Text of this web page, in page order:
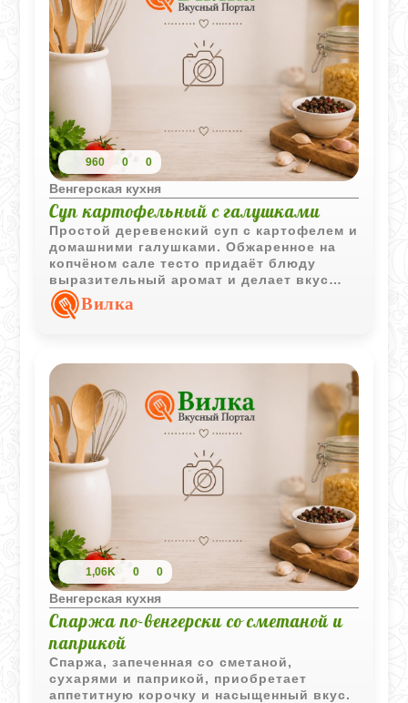
960 0 0
Венгерская кухня
Суп картофельный с галушками
Простой деревенский суп с картофелем и
домашними галушками. Обжаренное на
копчёном сале тесто придаёт блюду
выразительный аромат и делает вкус
особенно насыщенным.
Вилка
1,06K 0 0
Венгерская кухня
Спаржа по-венгерски со сметаной и
паприкой
Спаржа, запеченная со сметаной,
сухарями и паприкой, приобретает
аппетитную корочку и насыщенный вкус.